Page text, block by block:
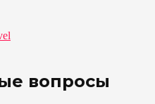
вопросы